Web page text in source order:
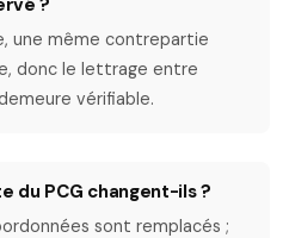
une même contrepartie
donc le lettrage entre
vérifiable.
du PCG changent-ils ?
sont remplacés ;